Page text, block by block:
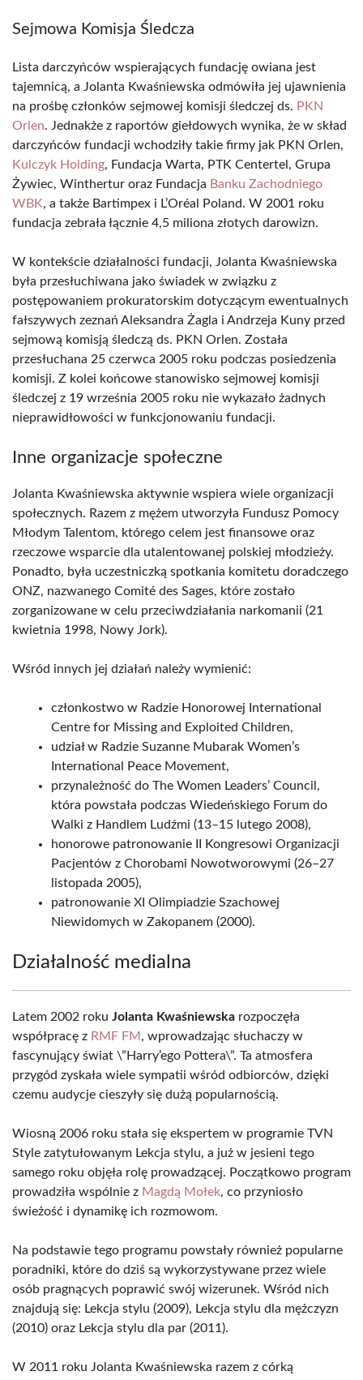
Sejmowa Komisja Śledcza
Lista darczyńców wspierających fundację owiana jest
tajemnicą, a Jolanta Kwaśniewska odmówiła jej ujawnienia
na prośbę członków sejmowej komisji śledczej ds. PKN
Orlen. Jednakże z raportów giełdowych wynika, że w skład
darczyńców fundacji wchodziły takie firmy jak PKN Orlen,
Kulczyk Holding, Fundacja Warta, PTK Centertel, Grupa
Żywiec, Winthertur oraz Fundacja Banku Zachodniego
WBK, a także Bartimpex i L’Oréal Poland. W 2001 roku
fundacja zebrała łącznie 4,5 miliona złotych darowizn.
W kontekście działalności fundacji, Jolanta Kwaśniewska
była przesłuchiwana jako świadek w związku z
postępowaniem prokuratorskim dotyczącym ewentualnych
fałszywych zeznań Aleksandra Żagla i Andrzeja Kuny przed
sejmową komisją śledczą ds. PKN Orlen. Została
przesłuchana 25 czerwca 2005 roku podczas posiedzenia
komisji. Z kolei końcowe stanowisko sejmowej komisji
śledczej z 19 września 2005 roku nie wykazało żadnych
nieprawidłowości w funkcjonowaniu fundacji.
Inne organizacje społeczne
Jolanta Kwaśniewska aktywnie wspiera wiele organizacji
społecznych. Razem z mężem utworzyła Fundusz Pomocy
Młodym Talentom, którego celem jest finansowe oraz
rzeczowe wsparcie dla utalentowanej polskiej młodzieży.
Ponadto, była uczestniczką spotkania komitetu doradczego
ONZ, nazwanego Comité des Sages, które zostało
zorganizowane w celu przeciwdziałania narkomanii (21
kwietnia 1998, Nowy Jork).
Wśród innych jej działań należy wymienić:
członkostwo w Radzie Honorowej International
Centre for Missing and Exploited Children,
udział w Radzie Suzanne Mubarak Women’s
International Peace Movement,
przynależność do The Women Leaders’ Council,
która powstała podczas Wiedeńskiego Forum do
Walki z Handlem Ludźmi (13–15 lutego 2008),
honorowe patronowanie II Kongresowi Organizacji
Pacjentów z Chorobami Nowotworowymi (26–27
listopada 2005),
patronowanie XI Olimpiadzie Szachowej
Niewidomych w Zakopanem (2000).
Działalność medialna
Latem 2002 roku Jolanta Kwaśniewska rozpoczęła
współpracę z RMF FM , wprowadzając słuchaczy w
fascynujący świat \”Harry’ego Pottera\”. Ta atmosfera
przygód zyskała wiele sympatii wśród odbiorców, dzięki
czemu audycje cieszyły się dużą popularnością.
Wiosną 2006 roku stała się ekspertem w programie TVN
Style zatytułowanym Lekcja stylu, a już w jesieni tego
samego roku objęła rolę prowadzącej. Początkowo program
prowadziła wspólnie z Magdą Mołek, co przyniosło
świeżość i dynamikę ich rozmowom.
Na podstawie tego programu powstały również popularne
poradniki, które do dziś są wykorzystywane przez wiele
osób pragnących poprawić swój wizerunek. Wśród nich
znajdują się: Lekcja stylu (2009), Lekcja stylu dla mężczyzn
(2010) oraz Lekcja stylu dla par (2011).
W 2011 roku Jolanta Kwaśniewska razem z córką